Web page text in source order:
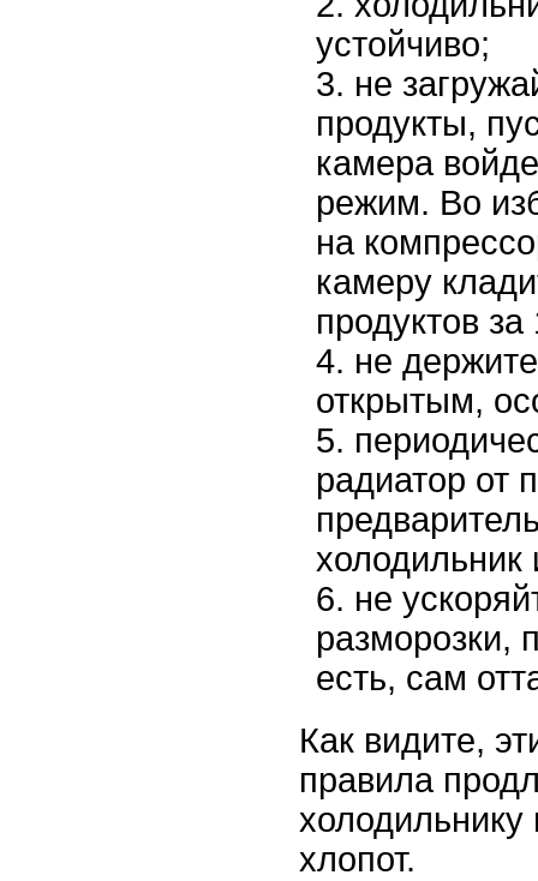
устойчиво;
не
продукты,
камера
режим. Во
на
камеру
продуктов за
не
открытым,
радиатор от
холодильник
не
разморозки,
есть, сам
Как видите,
правила
холодильнику
хлопот.